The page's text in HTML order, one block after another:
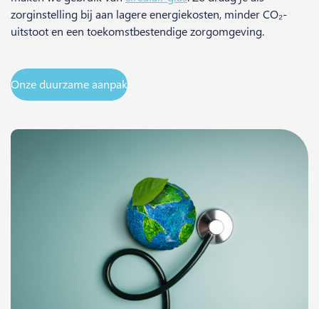
zorginstelling bij aan lagere energiekosten, minder CO₂-
uitstoot en een toekomstbestendige zorgomgeving.
Onze duurzame aanpak